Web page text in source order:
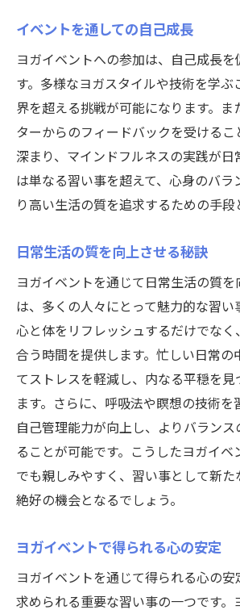
イベントを通しての自己成長
ヨガイベントへの参加は、自己成長
す。多様なヨガスタイルや技術を学ぶ
界を超える挑戦が可能になります。ま
ターからのフィードバックを受けるこ
深まり、マインドフルネスの実践が日
は単なる習い事を超えて、心身のバラ
り高い生活の質を追求するための手段
日常生活の質を向上させる秘訣
ヨガイベントを通じて日常生活の質を
は、多くの人々にとって魅力的な習い
心と体をリフレッシュするだけでなく
合う時間を提供します。忙しい日常の
てストレスを軽減し、内なる平穏を見
ます。さらに、呼吸法や瞑想の技術を
自己管理能力が向上し、よりバラン
ることが可能です。こうしたヨガイベ
でも親しみやすく、習い事として新
絶好の機会となるでしょう。
ヨガイベントで得られる心の安定
ヨガイベントを通じて得られる心の
求められる重要な習い事の一つです。